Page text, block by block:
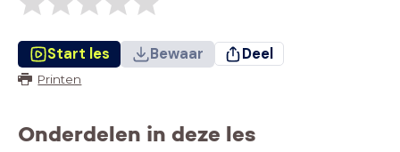
Start les Bewaar Deel
Printen
Onderdelen in deze les